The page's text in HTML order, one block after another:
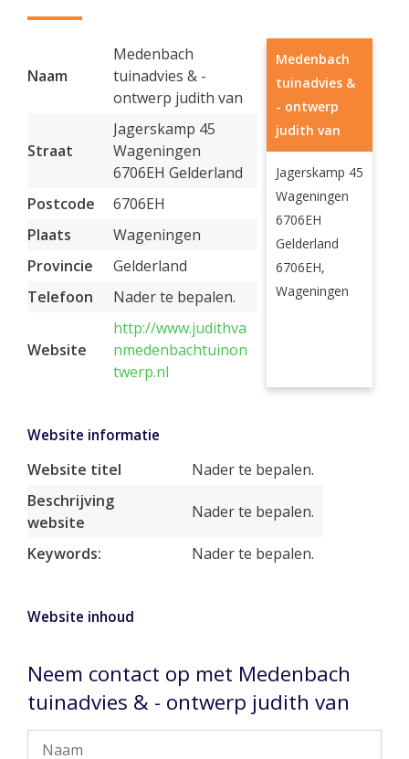
Naam
Medenbach
tuinadvies & -
ontwerp judith van
Straat
Jagerskamp 45
Wageningen
6706EH Gelderland
Postcode
6706EH
Plaats
Wageningen
Provincie
Gelderland
Telefoon
Nader te bepalen.
Website
http://www.judithva
nmedenbachtuinon
twerp.nl
Medenbach
tuinadvies &
- ontwerp
judith van
Jagerskamp 45
Wageningen
6706EH
Gelderland
6706EH,
Wageningen
Website informatie
Website titel
Nader te bepalen.
Beschrijving
website
Nader te bepalen.
Keywords: Nader te bepalen.
Website inhoud
Neem contact op met Medenbach
tuinadvies & - ontwerp judith van